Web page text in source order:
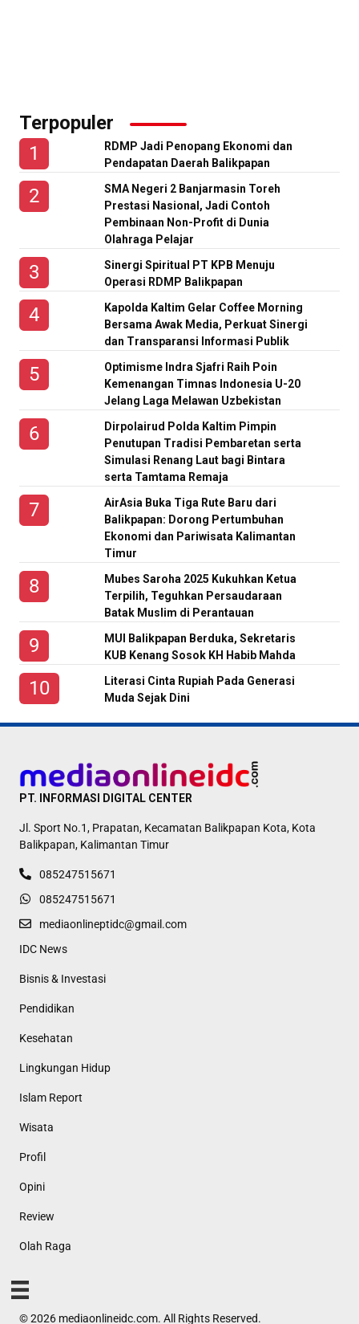
Terpopuler
RDMP Jadi Penopang Ekonomi dan
Pendapatan Daerah Balikpapan
SMA Negeri 2 Banjarmasin Toreh
Prestasi Nasional, Jadi Contoh
Pembinaan Non-Profit di Dunia
Olahraga Pelajar
Sinergi Spiritual PT KPB Menuju
Operasi RDMP Balikpapan
Kapolda Kaltim Gelar Coffee Morning
Bersama Awak Media, Perkuat Sinergi
dan Transparansi Informasi Publik
Optimisme Indra Sjafri Raih Poin
Kemenangan Timnas Indonesia U-20
Jelang Laga Melawan Uzbekistan
Dirpolairud Polda Kaltim Pimpin
Penutupan Tradisi Pembaretan serta
Simulasi Renang Laut bagi Bintara
serta Tamtama Remaja
AirAsia Buka Tiga Rute Baru dari
Balikpapan: Dorong Pertumbuhan
Ekonomi dan Pariwisata Kalimantan
Timur
Mubes Saroha 2025 Kukuhkan Ketua
Terpilih, Teguhkan Persaudaraan
Batak Muslim di Perantauan
MUI Balikpapan Berduka, Sekretaris
KUB Kenang Sosok KH Habib Mahda
Literasi Cinta Rupiah Pada Generasi
Muda Sejak Dini
PT. INFORMASI DIGITAL CENTER
Jl. Sport No.1, Prapatan, Kecamatan Balikpapan Kota, Kota
Balikpapan, Kalimantan Timur
085247515671
085247515671
mediaonlineptidc@gmail.com
IDC News
Bisnis & Investasi
Pendidikan
Kesehatan
Lingkungan Hidup
Islam Report
Wisata
Profil
Opini
Review
Olah Raga
© 2026 mediaonlineidc.com. All Rights Reserved.